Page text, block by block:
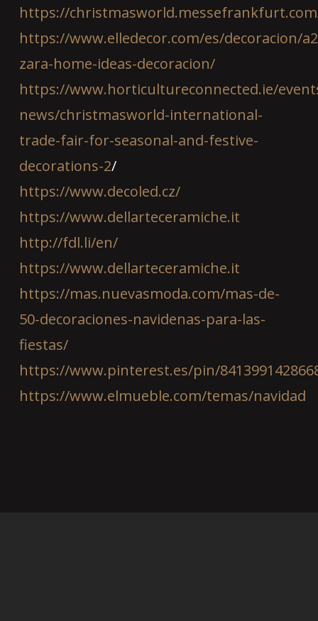
https://
https://www.elledecor.com/es/decoracion/
zara-home-ideas-decoracion/
https://www.horticultureconnected.ie/
news/christmasworld-international-
trade-fair-for-seasonal-and-festive-
decorations-2/
https://www.decoled.cz/
https://www.dellarteceramiche.it
http://fdl.li/en/
https://www.dellarteceramiche.it
https://mas.nuevasmoda.com/mas-de-
50-decoraciones-navidenas-para-las-
fiestas/
https://www.pinterest.es/pin/
https://www.elmueble.com/temas/navidad